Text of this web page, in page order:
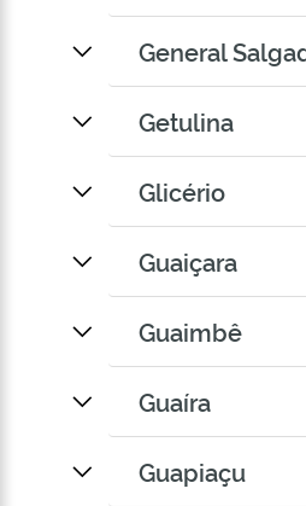
General
Getulina
Glicério
Guaiçara
Guaimbê
Guaíra
Guapiaçu